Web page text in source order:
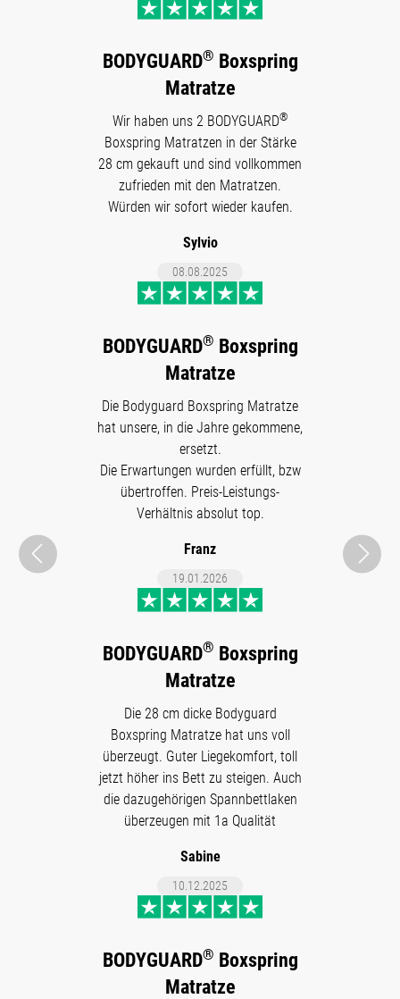
BODYGUARD® Boxspring
Matratze
Wir haben uns 2 BODYGUARD®
Boxspring Matratzen in der Stärke
28 cm gekauft und sind vollkommen
zufrieden mit den Matratzen.
Würden wir sofort wieder kaufen.
Sylvio
08.08.2025
BODYGUARD® Boxspring
Matratze
Die Bodyguard Boxspring Matratze
hat unsere, in die Jahre gekommene,
ersetzt.
Die Erwartungen wurden erfüllt, bzw
übertroffen. Preis-Leistungs-
Verhältnis absolut top.
Franz
19.01.2026
BODYGUARD® Boxspring
Matratze
Die 28 cm dicke Bodyguard
Boxspring Matratze hat uns voll
überzeugt. Guter Liegekomfort, toll
jetzt höher ins Bett zu steigen. Auch
die dazugehörigen Spannbettlaken
überzeugen mit 1a Qualität
Sabine
10.12.2025
BODYGUARD® Boxspring
Matratze